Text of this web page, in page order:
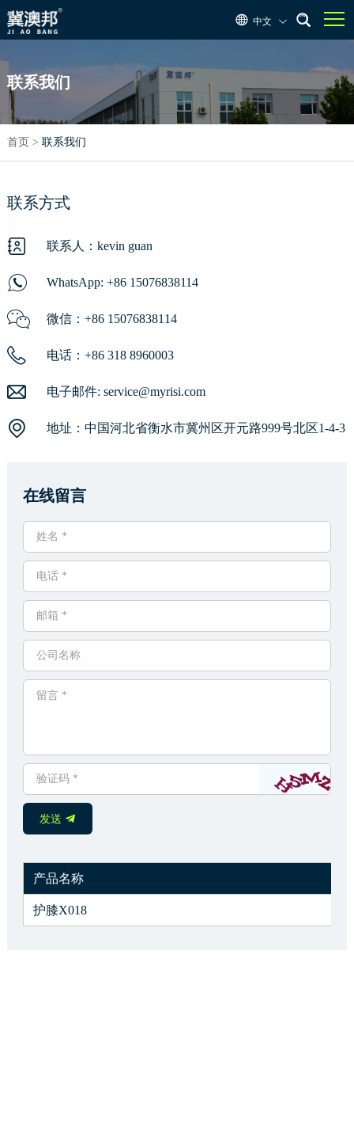
中文
联系我们
首页 > 联系我们
联系方式
联系人：kevin guan
WhatsApp: +86 15076838114
微信：+86 15076838114
电话：+86 318 8960003
电子邮件: service@myrisi.com
地址：中国河北省衡水市冀州区开元路999号北区1-4-3
在线留言
发送
产品名称
护膝X018